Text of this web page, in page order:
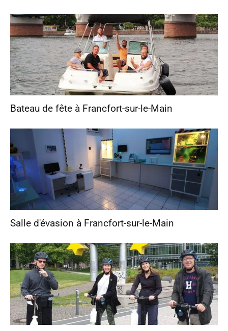
Bateau de fête à Francfort-sur-le-Main
Salle d'évasion à Francfort-sur-le-Main